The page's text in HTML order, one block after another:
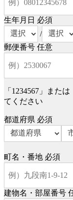
生年月日 必須
/
郵便番号 任意
「1234567」また
てください
都道府県 必須
町名・番地 必須
建物名・部屋番号